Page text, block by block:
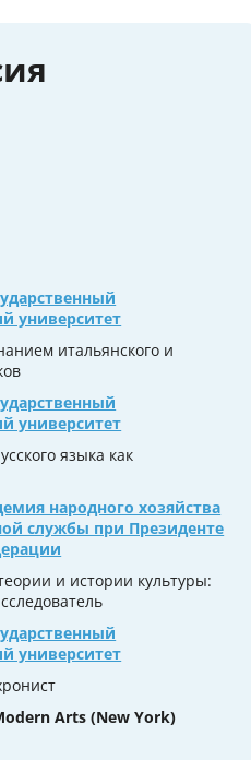
университет
итальянского и
университет
языка как
народного хозяйства
службы при Президенте
и истории культуры:
университет
Arts (New York)